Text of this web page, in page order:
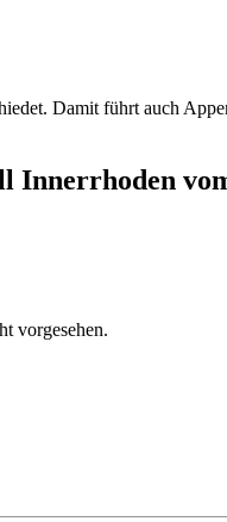
Damit führt auch
Innerrhoden
vorgesehen.